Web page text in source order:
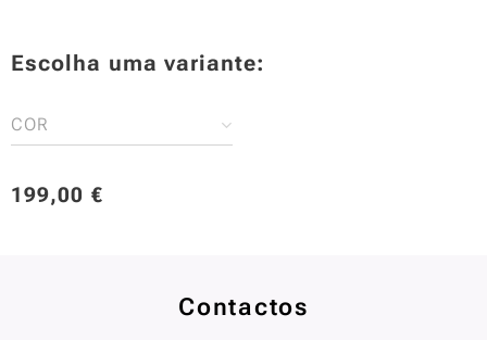
Escolha uma variante:
COR
199,00 €
Contactos